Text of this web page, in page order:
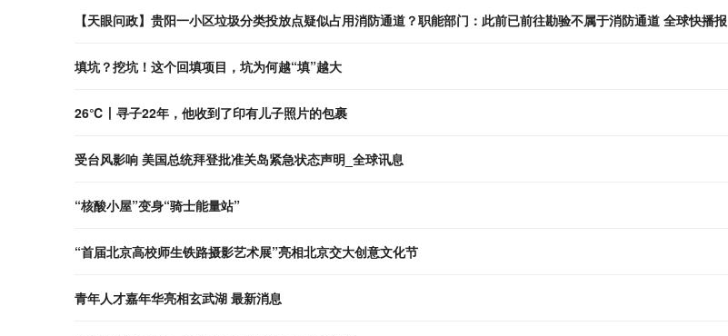
【天眼问政】贵阳一小区垃圾分类投放点疑似占用消防通道？职能部门：此前已前往勘验不属于消防通道 全球快播报
填坑？挖坑！这个回填项目，坑为何越“填”越大
26℃丨寻子22年，他收到了印有儿子照片的包裹
受台风影响 美国总统拜登批准关岛紧急状态声明_全球讯息
“核酸小屋”变身“骑士能量站”
“首届北京高校师生铁路摄影艺术展”亮相北京交大创意文化节
青年人才嘉年华亮相玄武湖 最新消息